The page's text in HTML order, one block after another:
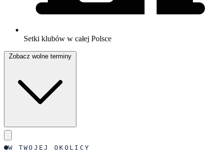
Setki klubów w całej Polsce
W TWOJEJ OKOLICY